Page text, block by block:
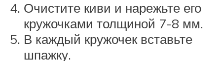
Очистите киви и нарежьте его
кружочками толщиной 7-8 мм.
В каждый кружочек вставьте
шпажку.